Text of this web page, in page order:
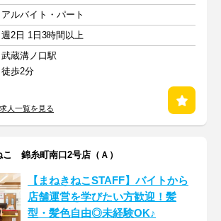
アルバイト・パート
週2日 1日3時間以上
武蔵溝ノ口駅
徒歩2分
人一覧を見る
こ 錦糸町南口2号店（Ａ）
【まねきねこSTAFF】バイトから
店舗運営を学びたい方歓迎！髪
型・髪色自由◎未経験OK♪